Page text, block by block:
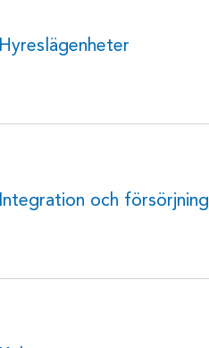
Hyreslägenheter
Integration och försörjning